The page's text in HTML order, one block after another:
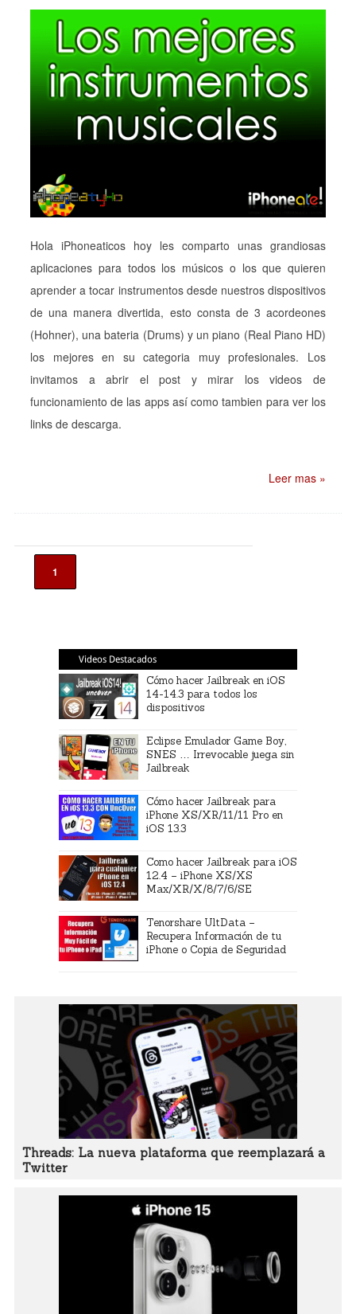
Hola iPhoneaticos hoy les comparto unas grandiosas
aplicaciones para todos los músicos o los que quieren
aprender a tocar instrumentos desde nuestros dispositivos
de una manera divertida, esto consta de 3 acordeones
(Hohner), una bateria (Drums) y un piano (Real Piano HD)
los mejores en su categoria muy profesionales. Los
invitamos a abrir el post y mirar los videos de
funcionamiento de las apps así como tambien para ver los
links de descarga.
Leer mas »
1
Videos Destacados
Cómo hacer Jailbreak en iOS
14-14.3 para todos los
dispositivos
Eclipse Emulador Game Boy,
SNES … Irrevocable juega sin
Jailbreak
Cómo hacer Jailbreak para
iPhone XS/XR/11/11 Pro en
iOS 13.3
Como hacer Jailbreak para iOS
12.4 – iPhone XS/XS
Max/XR/X/8/7/6/SE
Tenorshare UltData –
Recupera Información de tu
iPhone o Copia de Seguridad
Threads: La nueva plataforma que reemplazará a
Twitter